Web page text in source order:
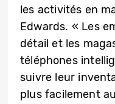
les activités en
Edwards. « Les
détail et les
téléphones
suivre leur
plus facilement